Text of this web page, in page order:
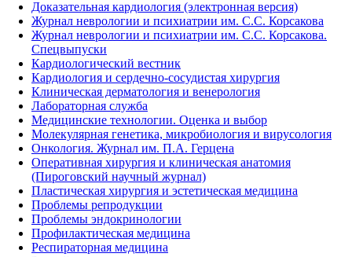
Доказательная кардиология (электронная версия)
Журнал неврологии и психиатрии им. С.С. Корсакова
Журнал неврологии и психиатрии им. С.С. Корсакова.
Спецвыпуски
Кардиологический вестник
Кардиология и сердечно-сосудистая хирургия
Клиническая дерматология и венерология
Лабораторная служба
Медицинские технологии. Оценка и выбор
Молекулярная генетика, микробиология и вирусология
Онкология. Журнал им. П.А. Герцена
Оперативная хирургия и клиническая анатомия
(Пироговский научный журнал)
Пластическая хирургия и эстетическая медицина
Проблемы репродукции
Проблемы эндокринологии
Профилактическая медицина
Респираторная медицина